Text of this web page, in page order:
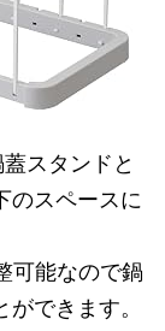
スタンドと
のスペースに
可能なので鍋
できます。